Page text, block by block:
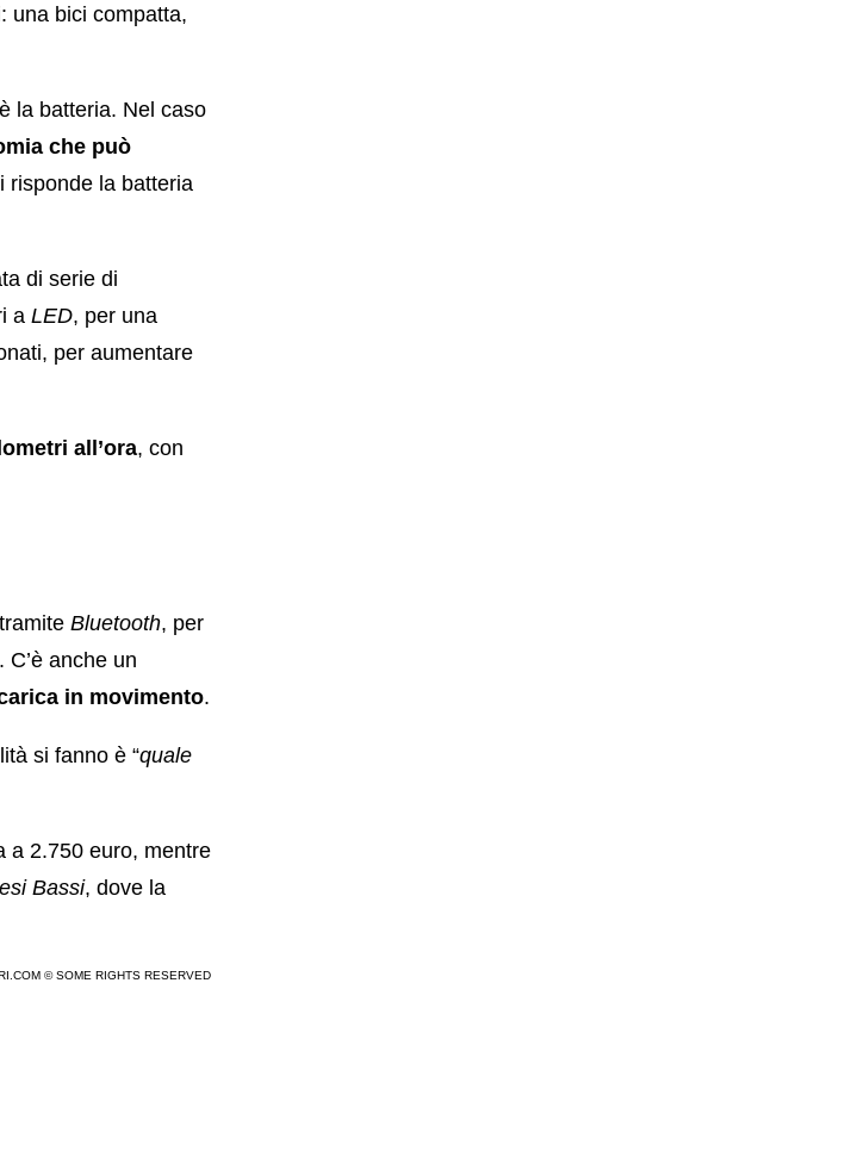
una bici compatta,
la batteria. Nel caso
che può
la batteria
di serie di
a LED, per una
per aumentare
all’ora, con
Bluetooth, per
anche un
in movimento.
si fanno è “quale
a 2.750 euro, mentre
Bassi, dove la
© SOME RIGHTS RESERVED